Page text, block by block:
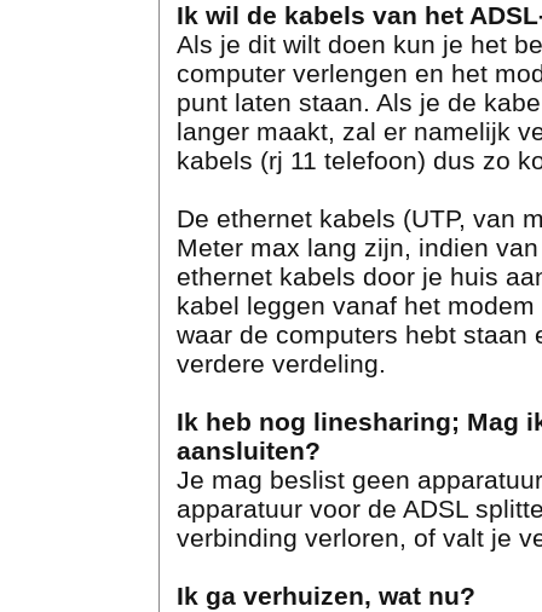
Ik wil de kabels van het
Als je dit wilt doen kun je het
computer verlengen en het
punt laten staan. Als je de
langer maakt, zal er namelijk
kabels (rj 11 telefoon) dus zo
De ethernet kabels (UTP, van
Meter max lang zijn, indien
ethernet kabels door je huis
kabel leggen vanaf het
waar de computers hebt staan
verdere verdeling.
Ik heb nog linesharing; Mag
aansluiten?
Je mag beslist geen
apparatuur voor de ADSL
verbinding verloren, of valt je
Ik ga verhuizen, wat nu?